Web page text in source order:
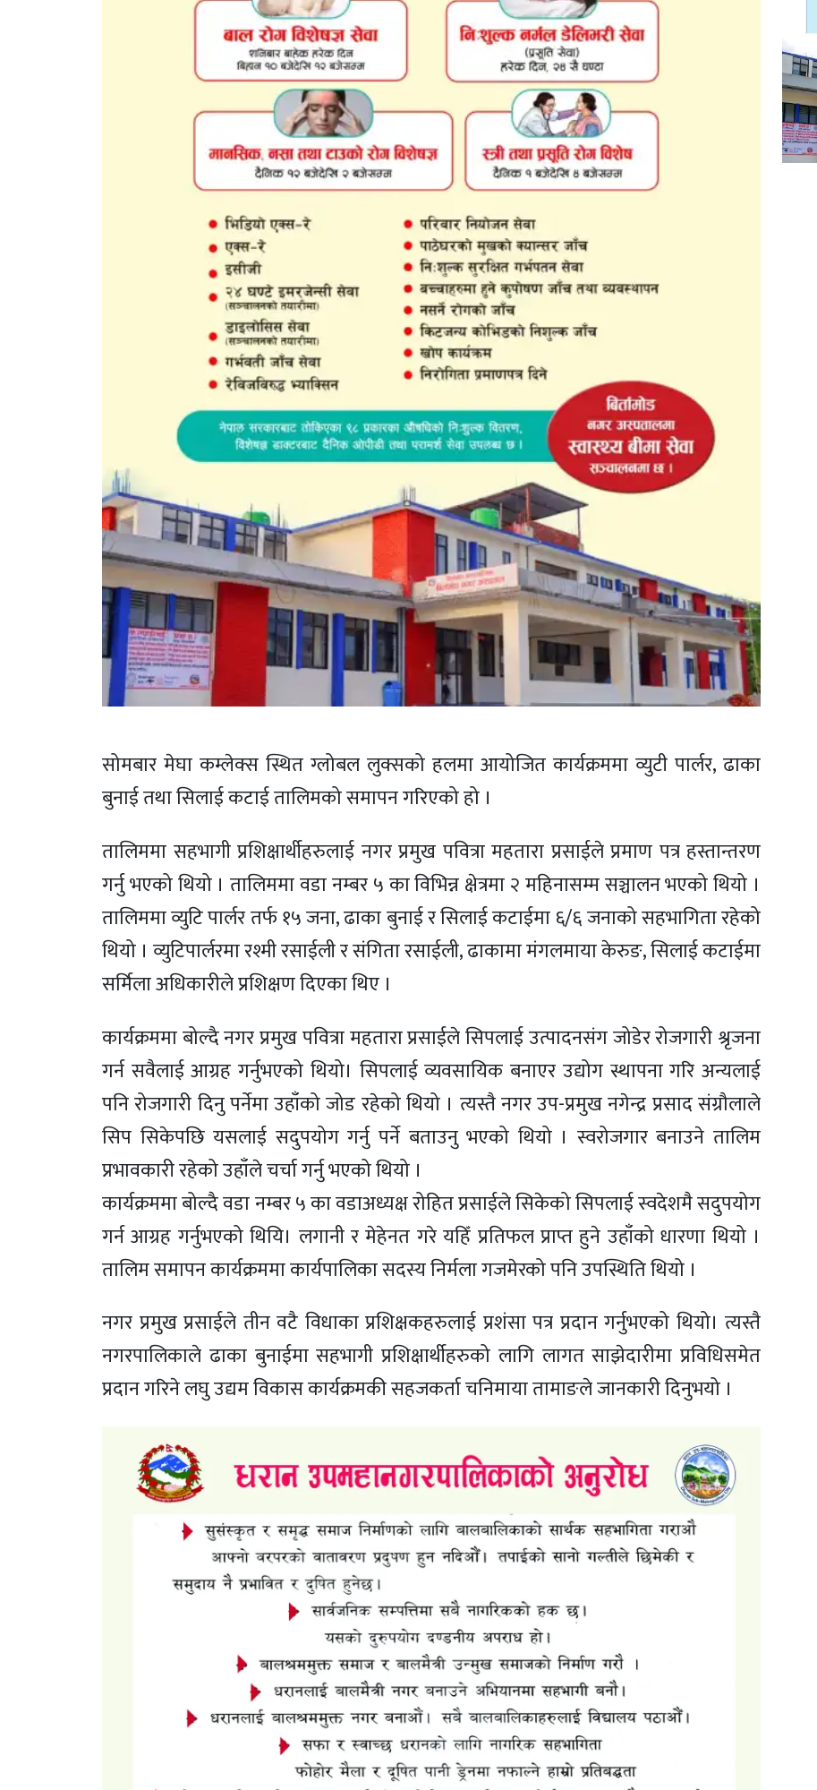
सोमबार मेघा कम्लेक्स स्थित ग्लोबल लुक्सको हलमा आयोजित कार्यक्रममा व्युटी पार्लर, ढाका
बुनाई तथा सिलाई कटाई तालिमको समापन गरिएको हो ।
तालिममा सहभागी प्रशिक्षार्थीहरुलाई नगर प्रमुख पवित्रा महतारा प्रसाईले प्रमाण पत्र हस्तान्तरण
गर्नु भएको थियो । तालिममा वडा नम्बर ५ का विभिन्न क्षेत्रमा २ महिनासम्म सञ्चालन भएको थियो ।
तालिममा व्युटि पार्लर तर्फ १५ जना, ढाका बुनाई र सिलाई कटाईमा ६/६ जनाको सहभागिता रहेको
थियो । व्युटिपार्लरमा रश्मी रसाईली र संगिता रसाईली, ढाकामा मंगलमाया केरुङ, सिलाई कटाईमा
सर्मिला अधिकारीले प्रशिक्षण दिएका थिए ।
कार्यक्रममा बोल्दै नगर प्रमुख पवित्रा महतारा प्रसाईले सिपलाई उत्पादनसंग जोडेर रोजगारी श्रृजना
गर्न सवैलाई आग्रह गर्नुभएको थियो। सिपलाई व्यवसायिक बनाएर उद्योग स्थापना गरि अन्यलाई
पनि रोजगारी दिनु पर्नेमा उहाँको जोड रहेको थियो । त्यस्तै नगर उप-प्रमुख नगेन्द्र प्रसाद संग्रौलाले
सिप सिकेपछि यसलाई सदुपयोग गर्नु पर्ने बताउनु भएको थियो । स्वरोजगार बनाउने तालिम
प्रभावकारी रहेको उहाँले चर्चा गर्नु भएको थियो ।
कार्यक्रममा बोल्दै वडा नम्बर ५ का वडाअध्यक्ष रोहित प्रसाईले सिकेको सिपलाई स्वदेशमै सदुपयोग
गर्न आग्रह गर्नुभएको थियि। लगानी र मेहेनत गरे यहिँ प्रतिफल प्राप्त हुने उहाँको धारणा थियो ।
तालिम समापन कार्यक्रममा कार्यपालिका सदस्य निर्मला गजमेरको पनि उपस्थिति थियो ।
नगर प्रमुख प्रसाईले तीन वटै विधाका प्रशिक्षकहरुलाई प्रशंसा पत्र प्रदान गर्नुभएको थियो। त्यस्तै
नगरपालिकाले ढाका बुनाईमा सहभागी प्रशिक्षार्थीहरुको लागि लागत साझेदारीमा प्रविधिसमेत
प्रदान गरिने लघु उद्यम विकास कार्यक्रमकी सहजकर्ता चनिमाया तामाङले जानकारी दिनुभयो ।